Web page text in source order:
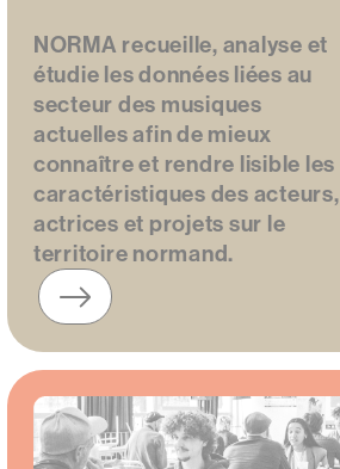
NORMA recueille, analyse et
étudie les données liées au
secteur des musiques
actuelles afin de mieux
connaître et rendre lisible les
caractéristiques des acteurs,
actrices et projets sur le
territoire normand.